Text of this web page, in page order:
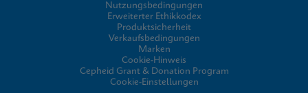
Nutzungsbedingungen
Erweiterter Ethikkodex
Produktsicherheit
Verkaufsbedingungen
Marken
Cookie-Hinweis
Cepheid Grant & Donation Program
Cookie-Einstellungen